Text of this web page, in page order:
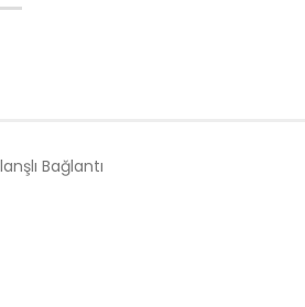
Bağlantı